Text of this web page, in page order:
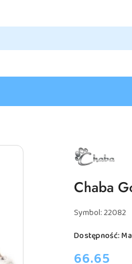
NAZWA
PRODUCENTA:
CHABA
Chaba
Symbol:22082
Dostępność:
cena:
66.65